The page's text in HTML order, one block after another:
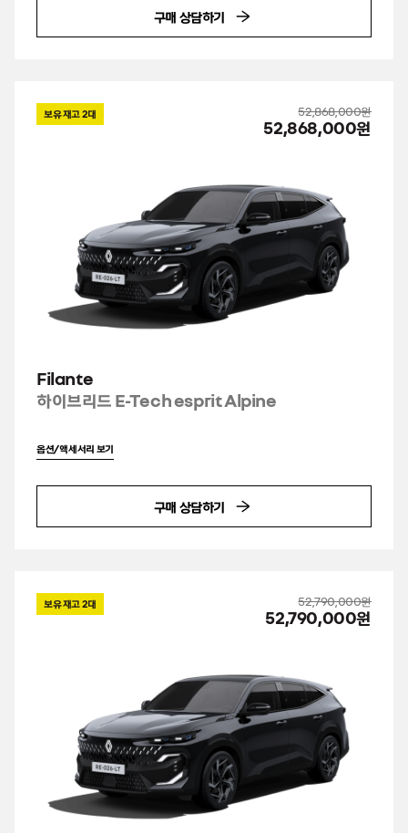
구매 상담하기
보유 재고2대 52,868,000원
52,868,000원
Filante
하이브리드 E-Tech esprit Alpine
옵션/액세서리 보기
구매 상담하기
보유 재고2대 52,790,000원
52,790,000원